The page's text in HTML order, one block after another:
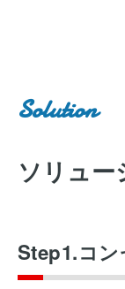
Solution
ソリュー
Step1.コ